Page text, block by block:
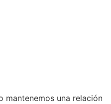
mantenemos una relación